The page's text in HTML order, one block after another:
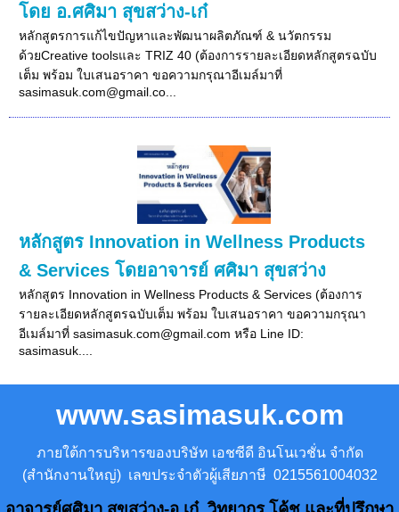
โดย อ.ศศิมา สุขสว่าง-เก๋
หลักสูตรการแก้ไขปัญหาและพัฒนาผลิตภัณฑ์ & นวัตกรรม
ด้วยCreative toolsและ TRIZ 40 (ต้องการรายละเอียดหลักสูตรฉบับ
เต็ม พร้อม ใบเสนอราคา ขอความกรุณาอีเมล์มาที่
sasimasuk.com@gmail.co...
หลักสูตร Innovation in Wellness Products
& Services โดยอาจารย์ ศศิมา สุขสว่าง
หลักสูตร Innovation in Wellness Products & Services (ต้องการ
รายละเอียดหลักสูตรฉบับเต็ม พร้อม ใบเสนอราคา ขอความกรุณา
อีเมล์มาที่ sasimasuk.com@gmail.com หรือ Line ID:
sasimasuk....
www.sasimasuk.com
ภายใต้การบริหารของบริษัท เอชซีดี อินโนเวชั่น จำกัด
(สำนักงานใหญ่) เลขประจำตัวผู้เสียภาษี 0215561004032